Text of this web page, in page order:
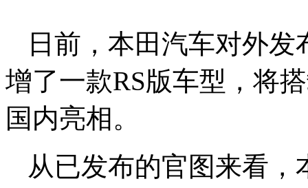
日前，本田汽车对外发
增了一款RS版车型，将
国内亮相。
从已发布的官图来看，